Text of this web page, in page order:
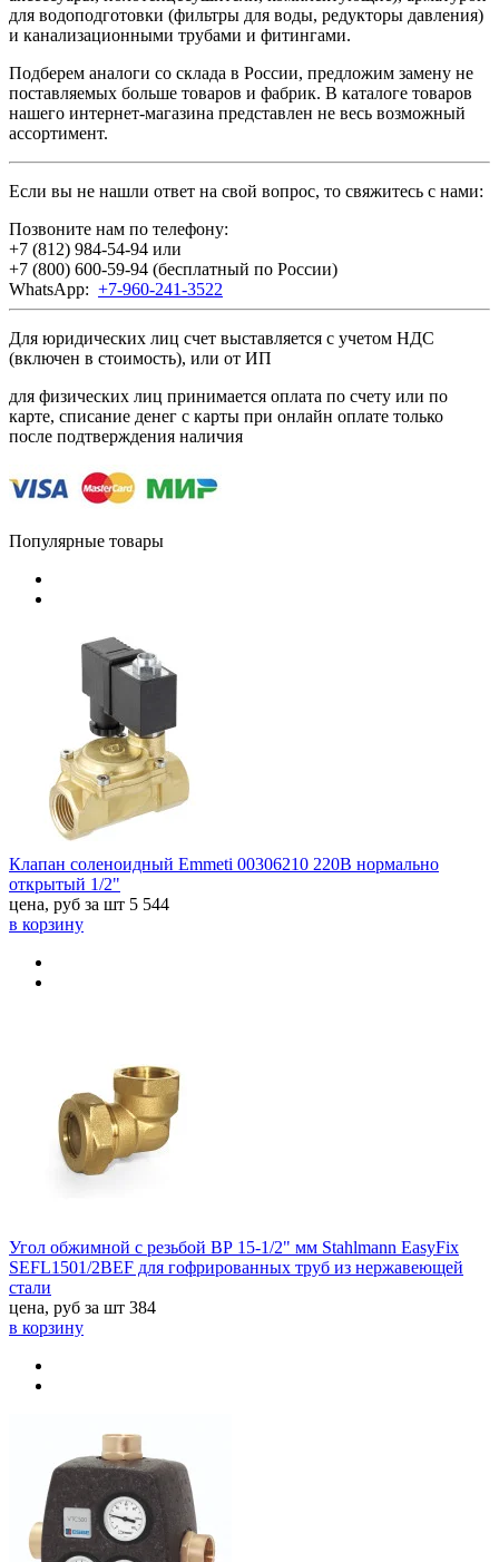
для водоподготовки (фильтры для воды, редукторы давления)
и канализационными трубами и фитингами.
Подберем аналоги со склада в России, предложим замену не
поставляемых больше товаров и фабрик. В каталоге товаров
нашего интернет-магазина представлен не весь возможный
ассортимент.
Если вы не нашли ответ на свой вопрос, то свяжитесь с нами:
Позвоните нам по телефону:
+7 (812) 984-54-94 или
+7 (800) 600-59-94 (бесплатный по России)
WhatsApp: +7-960-241-3522
Для юридических лиц счет выставляется с учетом НДС
(включен в стоимость), или от ИП
для физических лиц принимается оплата по счету или по
карте, списание денег с карты при онлайн оплате только
после подтверждения наличия
Популярные товары
Клапан соленоидный Emmeti 00306210 220В нормально
открытый 1/2"
цена, руб за шт 5 544
в корзину
Угол обжимной с резьбой ВР 15-1/2" мм Stahlmann EasyFix
SEFL1501/2BEF для гофрированных труб из нержавеющей
стали
цена, руб за шт 384
в корзину